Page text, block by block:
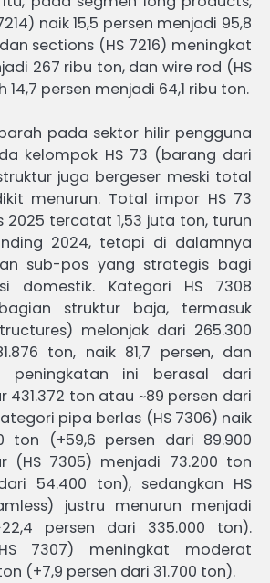
naik 15,5 persen menjadi 95,8
sections (HS 7216) meningkat
267 ribu ton, dan wire rod (HS
14,7 persen menjadi 64,1 ribu ton.
pada sektor hilir pengguna
kelompok HS 73 (barang dari
juga bergeser meski total
menurun. Total impor HS 73
2025 tercatat 1,53 juta ton, turun
2024, tetapi di dalamnya
sub-pos yang strategis bagi
domestik. Kategori HS 7308
struktur baja, termasuk
melonjak dari 265.300
ton, naik 81,7 persen, dan
peningkatan ini berasal dari
431.372 ton atau ~89 persen dari
pipa berlas (HS 7306) naik
ton (+59,6 persen dari 89.900
(HS 7305) menjadi 73.200 ton
54.400 ton), sedangkan HS
justru menurun menjadi
persen dari 335.000 ton).
7307) meningkat moderat
(+7,9 persen dari 31.700 ton).